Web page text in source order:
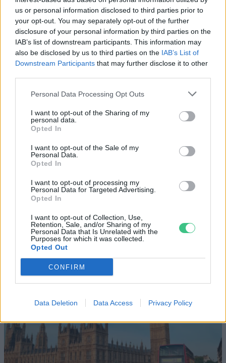
us or personal information disclosed to third parties prior to
your opt-out. You may separately opt-out of the further
disclosure of your personal information by third parties on the
IAB’s list of downstream participants. This information may
also be disclosed by us to third parties on the IAB’s List of
Downstream Participants that may further disclose it to other
Personal Data Processing Opt Outs
I want to opt-out of the Sharing of my
personal data.
Opted In
I want to opt-out of the Sale of my
Personal Data.
Opted In
I want to opt-out of processing my
Personal Data for Targeted Advertising.
Opted In
I want to opt-out of Collection, Use,
Retention, Sale, and/or Sharing of my
Personal Data that Is Unrelated with the
Purposes for which it was collected.
Opted Out
CONFIRM
Data Deletion Data Access Privacy Policy
Magyarország tele van gyönyörű növényekkel, így arborétumokkal
is. A jó idő beköszöntével érdemes minél többet felkeresni.
Szedd magad őszibarack: itt vannak
SZEMLE
Négy éven belül valósággá
válhatnak az elektromos
repülőjáratok Európában
KÖZLEKEDÉS